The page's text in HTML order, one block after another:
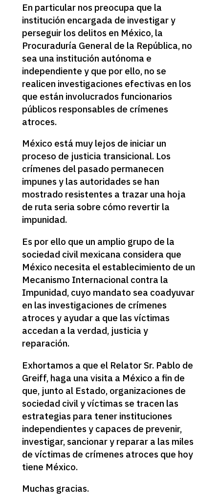
En particular nos preocupa que la
institución encargada de investigar y
perseguir los delitos en México, la
Procuraduría General de la República, no
sea una institución autónoma e
independiente y que por ello, no se
realicen investigaciones efectivas en los
que están involucrados funcionarios
públicos responsables de crímenes
atroces.
México está muy lejos de iniciar un
proceso de justicia transicional. Los
crímenes del pasado permanecen
impunes y las autoridades se han
mostrado resistentes a trazar una hoja
de ruta seria sobre cómo revertir la
impunidad.
Es por ello que un amplio grupo de la
sociedad civil mexicana considera que
México necesita el establecimiento de un
Mecanismo Internacional contra la
Impunidad, cuyo mandato sea coadyuvar
en las investigaciones de crímenes
atroces y ayudar a que las víctimas
accedan a la verdad, justicia y
reparación.
Exhortamos a que el Relator Sr. Pablo de
Greiff, haga una visita a México a fin de
que, junto al Estado, organizaciones de
sociedad civil y víctimas se tracen las
estrategias para tener instituciones
independientes y capaces de prevenir,
investigar, sancionar y reparar a las miles
de víctimas de crímenes atroces que hoy
tiene México.
Muchas gracias.